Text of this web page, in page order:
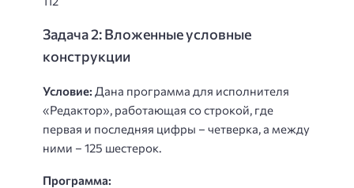
Задача 2: Вложенные условные
конструкции
Условие: Дана программа для исполнителя
«Редактор», работающая со строкой, где
первая и последняя цифры – четверка, а между
ними – 125 шестерок.
Программа: